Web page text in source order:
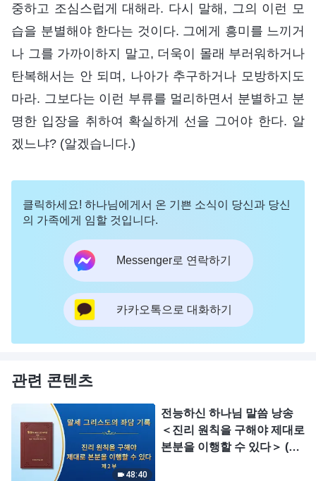
중하고 조심스럽게 대해라. 다시 말해, 그의 이런 모
습을 분별해야 한다는 것이다. 그에게 흥미를 느끼거
나 그를 가까이하지 말고, 더욱이 몰래 부러워하거나
탄복해서는 안 되며, 나아가 추구하거나 모방하지도
마라. 그보다는 이런 부류를 멀리하면서 분별하고 분
명한 입장을 취하여 확실하게 선을 그어야 한다. 알
겠느냐? (알겠습니다.)
클릭하세요! 하나님에게서 온 기쁜 소식이 당신과 당신
의 가족에게 임할 것입니다.
Messenger로 연락하기
카카오톡으로 대화하기
관련 콘텐츠
48:40
전능하신 하나님 말씀 낭송
＜진리 원칙을 구해야 제대로
본분을 이행할 수 있다＞ (제